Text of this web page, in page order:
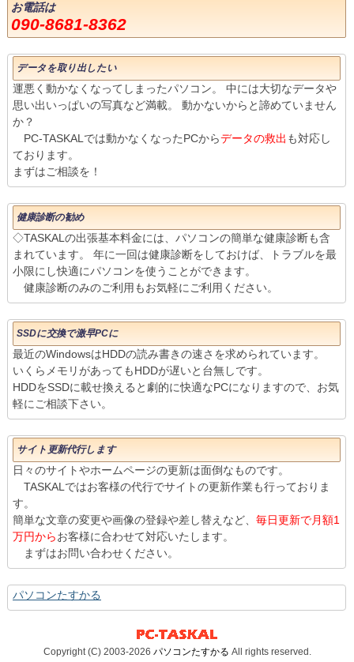
お電話は
090-8681-8362
データを取り出したい
運悪く動かなくなってしまったパソコン。 中には大切なデータや
思い出いっぱいの写真など満載。 動かないからと諦めていません
か？
PC-TASKALでは動かなくなったPCからデータの救出 も対応し
ております。
まずはご相談を！
健康診断の勧め
◇TASKALの出張基本料金には、パソコンの簡単な健康診断も含
まれています。 年に一回は健康診断をしておけば、トラブルを最
小限にし快適にパソコンを使うことができます。
健康診断のみのご利用もお気軽にご利用ください。
SSDに交換で激早PCに
最近のWindowsはHDDの読み書きの速さを求められています。
いくらメモリがあってもHDDが遅いと台無しです。
HDDをSSDに載せ換えると劇的に快適なPCになりますので、お気
軽にご相談下さい。
サイト更新代行します
日々のサイトやホームページの更新は面倒なものです。
TASKALではお客様の代行でサイトの更新作業も行っておりま
す。
簡単な文章の変更や画像の登録や差し替えなど、 毎日更新で月額1
万円からお客様に合わせて対応いたします。
まずはお問い合わせください。
パソコンたすかる
Copyright (C) 2003-2026 パソコンたすかる All rights reserved.